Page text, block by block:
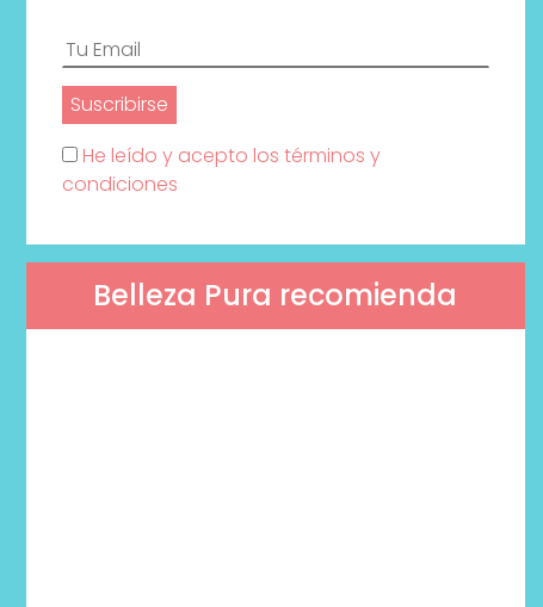
He leído y acepto los términos y
condiciones
Belleza Pura recomienda